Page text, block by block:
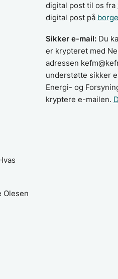
Olesen
digital post til os fra
digital post på
Sikker e-mail:Du
er krypteret med
adressen
understøtte sikker
Energi- og
kryptere e-mailen.